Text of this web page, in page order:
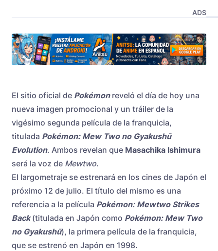
ADS
El sitio oficial de Pokémonreveló el día de hoy una
nueva imagen promocional y un tráiler de la
vigésimo segunda película de la franquicia,
titulada Pokémon: Mew Two no Gyakushū
Evolution. Ambos revelan que Masachika Ishimura
será la voz de Mewtwo.
El largometraje se estrenará en los cines de Japón el
próximo 12 de julio. El título del mismo es una
referencia a la película Pokémon: Mewtwo Strikes
Back(titulada en Japón como Pokémon: Mew Two
no Gyakushū), la primera película de la franquicia,
que se estrenó en Japón en 1998.